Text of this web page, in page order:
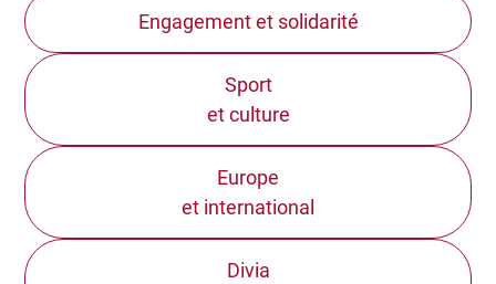
Engagement et solidarité
Sport
et culture
Europe
et international
Divia